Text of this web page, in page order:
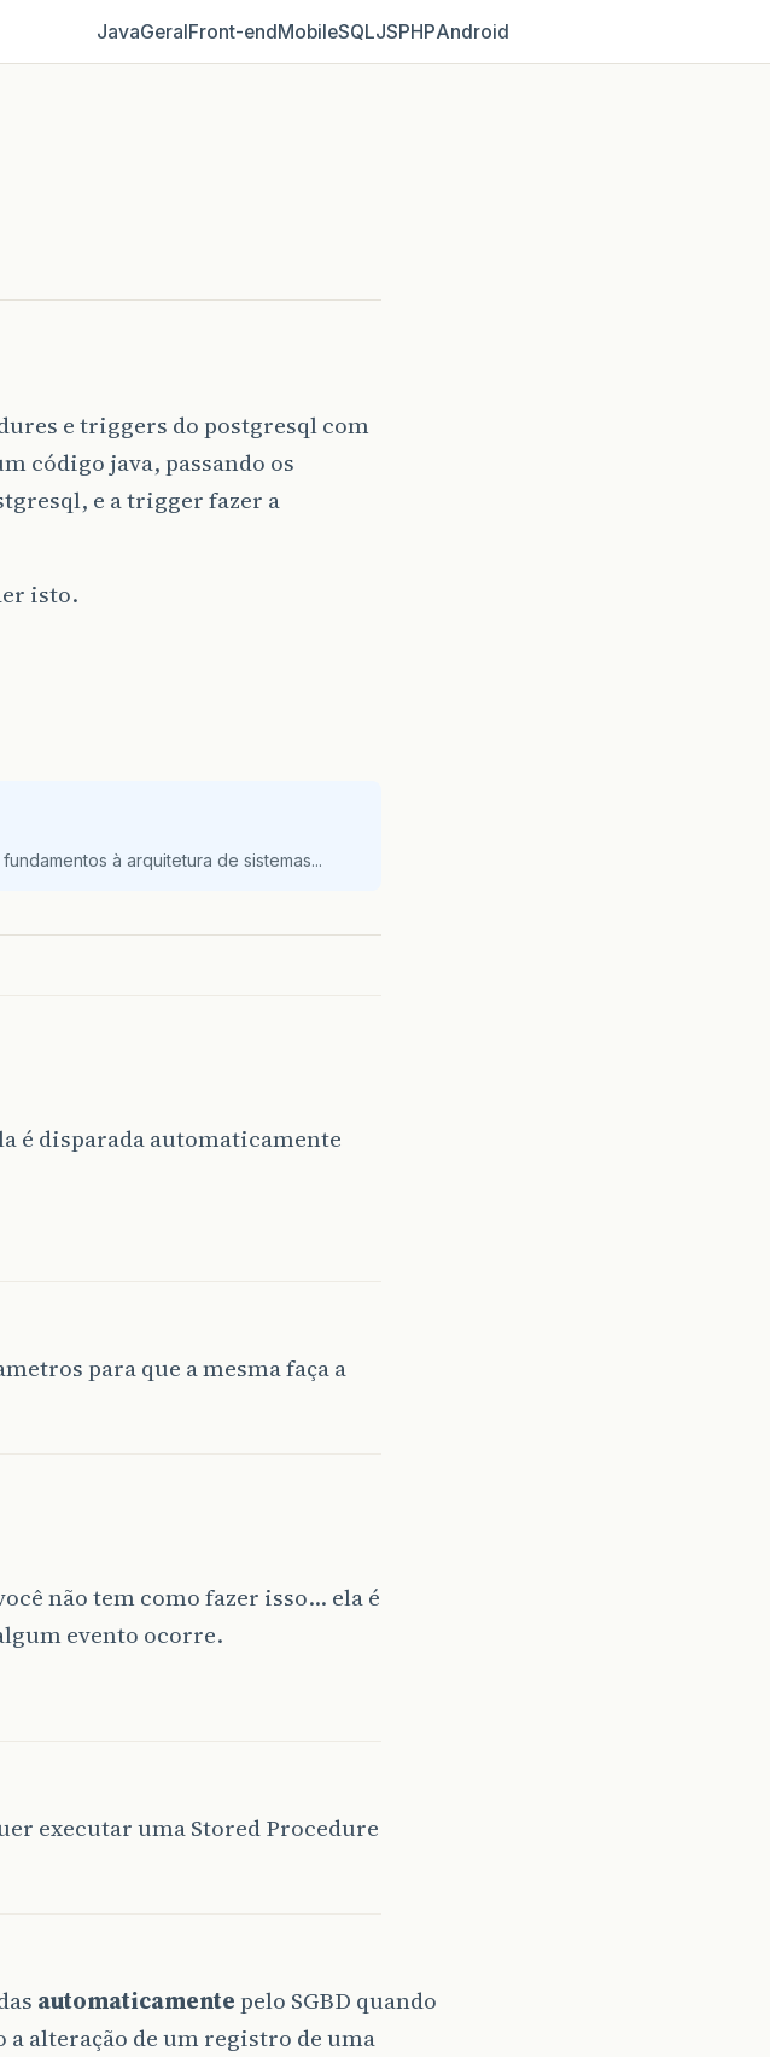
JavaGeralFront‑endMobileSQLJSPHPAndroid
e triggers do postgresql com
código java, passando os
e a trigger fazer a
isto.
à arquitetura de sistemas...
é disparada automaticamente
para que a mesma faça a
não tem como fazer isso… ela é
evento ocorre.
executar uma Stored Procedure
automaticamente pelo SGBD quando
alteração de um registro de uma